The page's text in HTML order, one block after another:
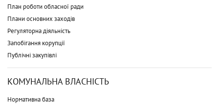
План роботи обласної ради
Плани основних заходів
Регуляторна діяльність
Запобігання корупції
Публічні закупівлі
КОМУНАЛЬНА ВЛАСНІСТЬ
Нормативна база